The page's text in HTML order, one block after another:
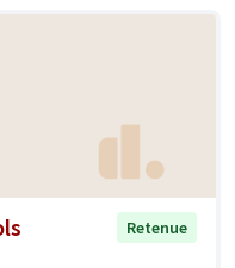
Retenue